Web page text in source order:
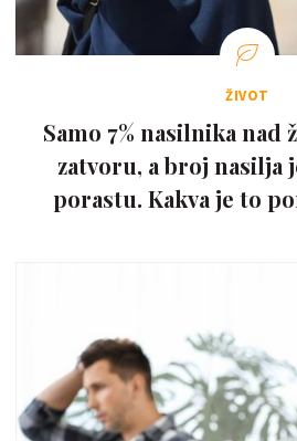
ŽIVOT
Samo 7% nasilnika nad
zatvoru, a broj nasilja
porastu. Kakva je to